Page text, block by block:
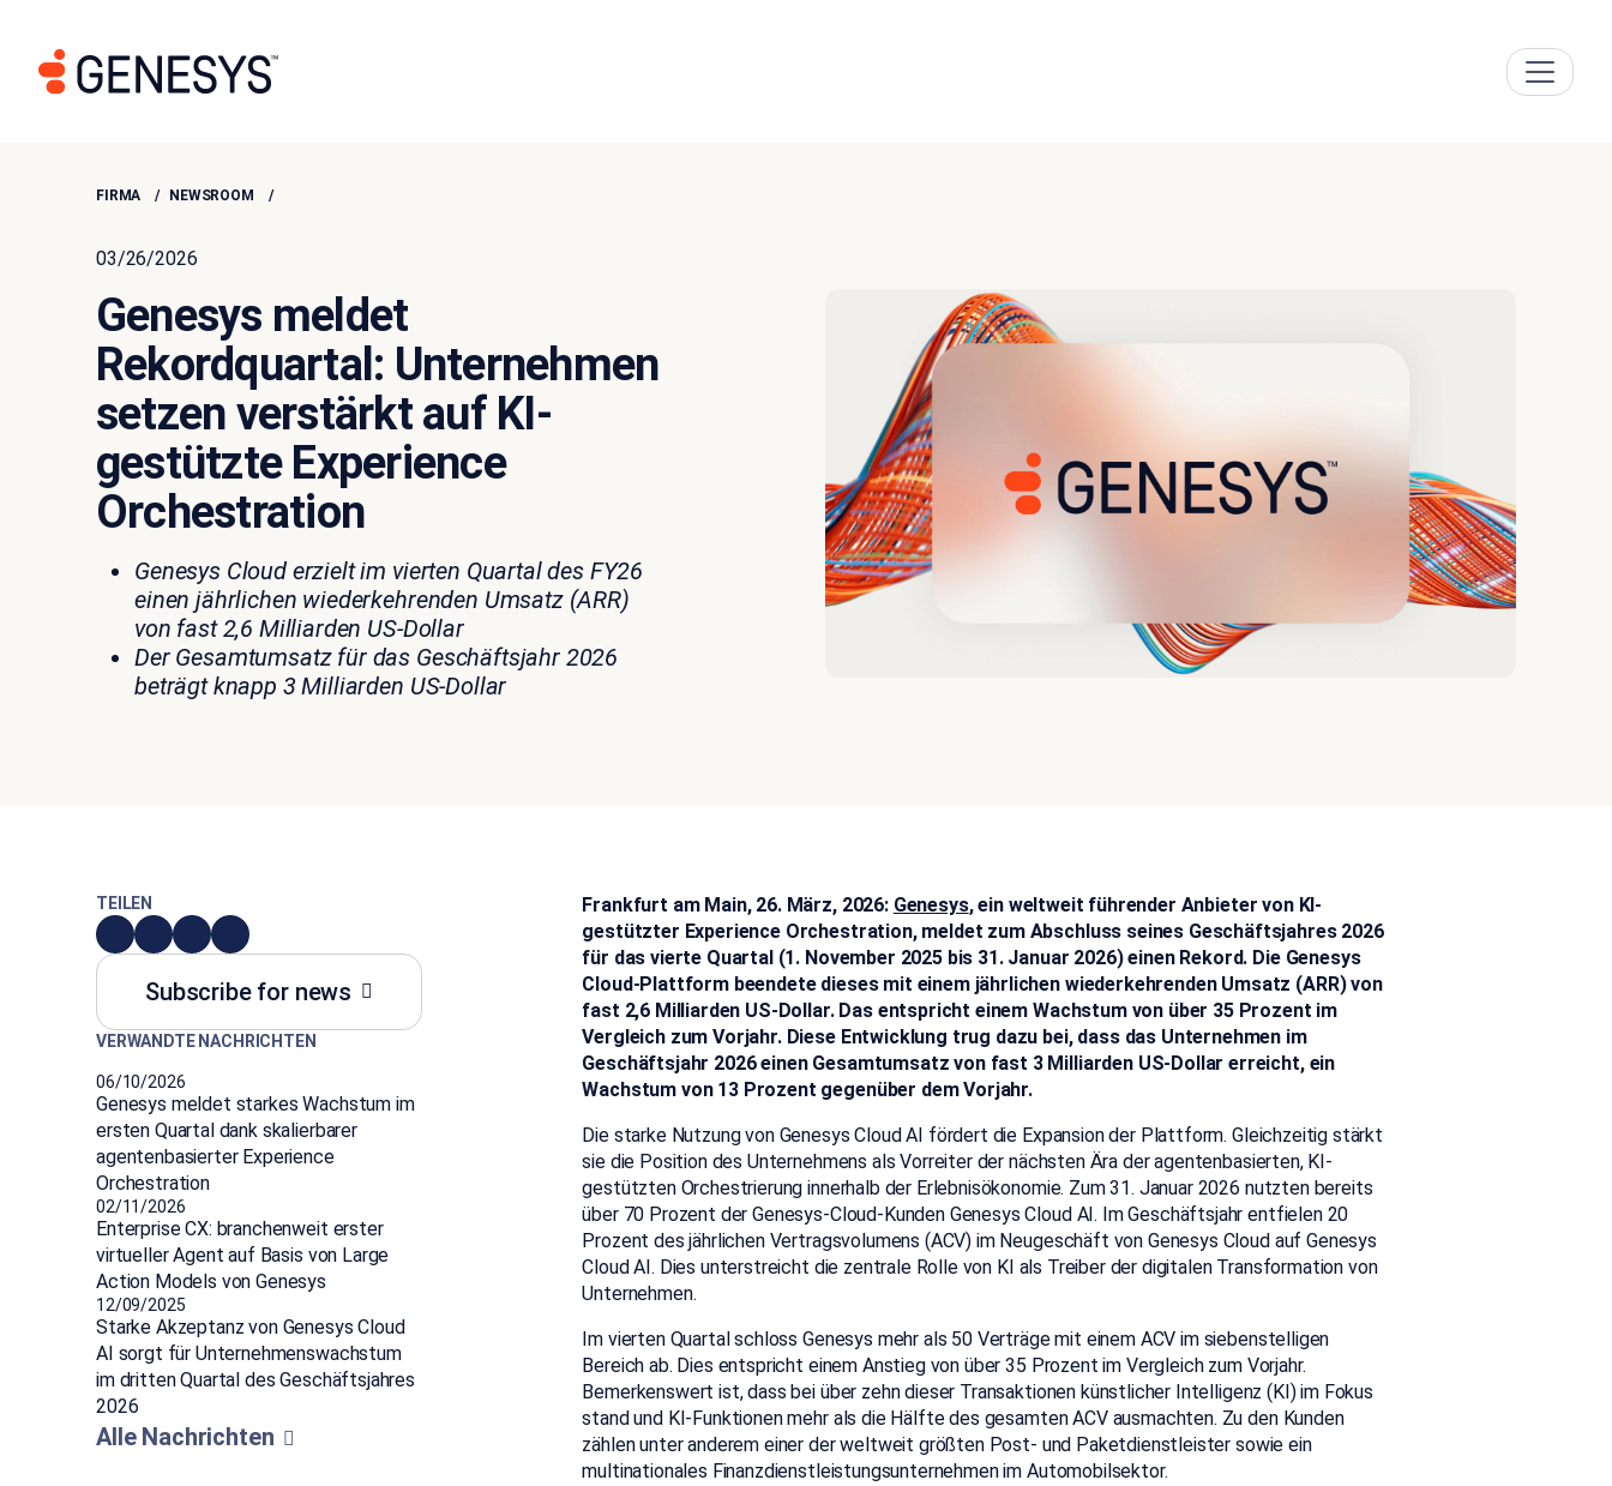
FIRMA NEWSROOM
03/26/2026
Genesys meldet
Rekordquartal: Unternehmen
setzen verstärkt auf KI-
gestützte Experience
Orchestration
Genesys Cloud erzielt im vierten Quartal des FY26
einen jährlichen wiederkehrenden Umsatz (ARR)
von fast 2,6 Milliarden US-Dollar
Der Gesamtumsatz für das Geschäftsjahr 2026
beträgt knapp 3 Milliarden US-Dollar
TEILEN
Subscribe for news
VERWANDTE NACHRICHTEN
06/10/2026
Genesys meldet starkes Wachstum im
ersten Quartal dank skalierbarer
agentenbasierter Experience
Orchestration
02/11/2026
Enterprise CX: branchenweit erster
virtueller Agent auf Basis von Large
Action Models von Genesys
12/09/2025
Starke Akzeptanz von Genesys Cloud
AI sorgt für Unternehmenswachstum
im dritten Quartal des Geschäftsjahres
2026
Alle Nachrichten
Frankfurt am Main, 26. März, 2026: Genesys, ein weltweit führender Anbieter von KI-
gestützter Experience Orchestration, meldet zum Abschluss seines Geschäftsjahres 2026
für das vierte Quartal (1. November 2025 bis 31. Januar 2026) einen Rekord. Die Genesys
Cloud-Plattform beendete dieses mit einem jährlichen wiederkehrenden Umsatz (ARR) von
fast 2,6 Milliarden US-Dollar. Das entspricht einem Wachstum von über 35 Prozent im
Vergleich zum Vorjahr. Diese Entwicklung trug dazu bei, dass das Unternehmen im
Geschäftsjahr 2026 einen Gesamtumsatz von fast 3 Milliarden US-Dollar erreicht, ein
Wachstum von 13 Prozent gegenüber dem Vorjahr.
Die starke Nutzung von Genesys Cloud AI fördert die Expansion der Plattform. Gleichzeitig stärkt
sie die Position des Unternehmens als Vorreiter der nächsten Ära der agentenbasierten, KI-
gestützten Orchestrierung innerhalb der Erlebnisökonomie. Zum 31. Januar 2026 nutzten bereits
über 70 Prozent der Genesys-Cloud-Kunden Genesys Cloud AI. Im Geschäftsjahr entfielen 20
Prozent des jährlichen Vertragsvolumens (ACV) im Neugeschäft von Genesys Cloud auf Genesys
Cloud AI. Dies unterstreicht die zentrale Rolle von KI als Treiber der digitalen Transformation von
Unternehmen.
Im vierten Quartal schloss Genesys mehr als 50 Verträge mit einem ACV im siebenstelligen
Bereich ab. Dies entspricht einem Anstieg von über 35 Prozent im Vergleich zum Vorjahr.
Bemerkenswert ist, dass bei über zehn dieser Transaktionen künstlicher Intelligenz (KI) im Fokus
stand und KI-Funktionen mehr als die Hälfte des gesamten ACV ausmachten. Zu den Kunden
zählen unter anderem einer der weltweit größten Post- und Paketdienstleister sowie ein
multinationales Finanzdienstleistungsunternehmen im Automobilsektor.